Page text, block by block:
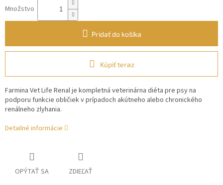
Množstvo
Pridať do košíka
Kúpiť teraz
Farmina Vet Life Renal je kompletná veterinárna diéta pre psy na
podporu funkcie obličiek v prípadoch akútneho alebo chronického
renálneho zlyhania.
Detailné informácie
OPÝTAŤ SA ZDIEĽAŤ